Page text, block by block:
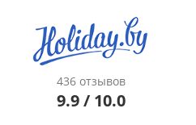
436 отзывов
9.9 / 10.0